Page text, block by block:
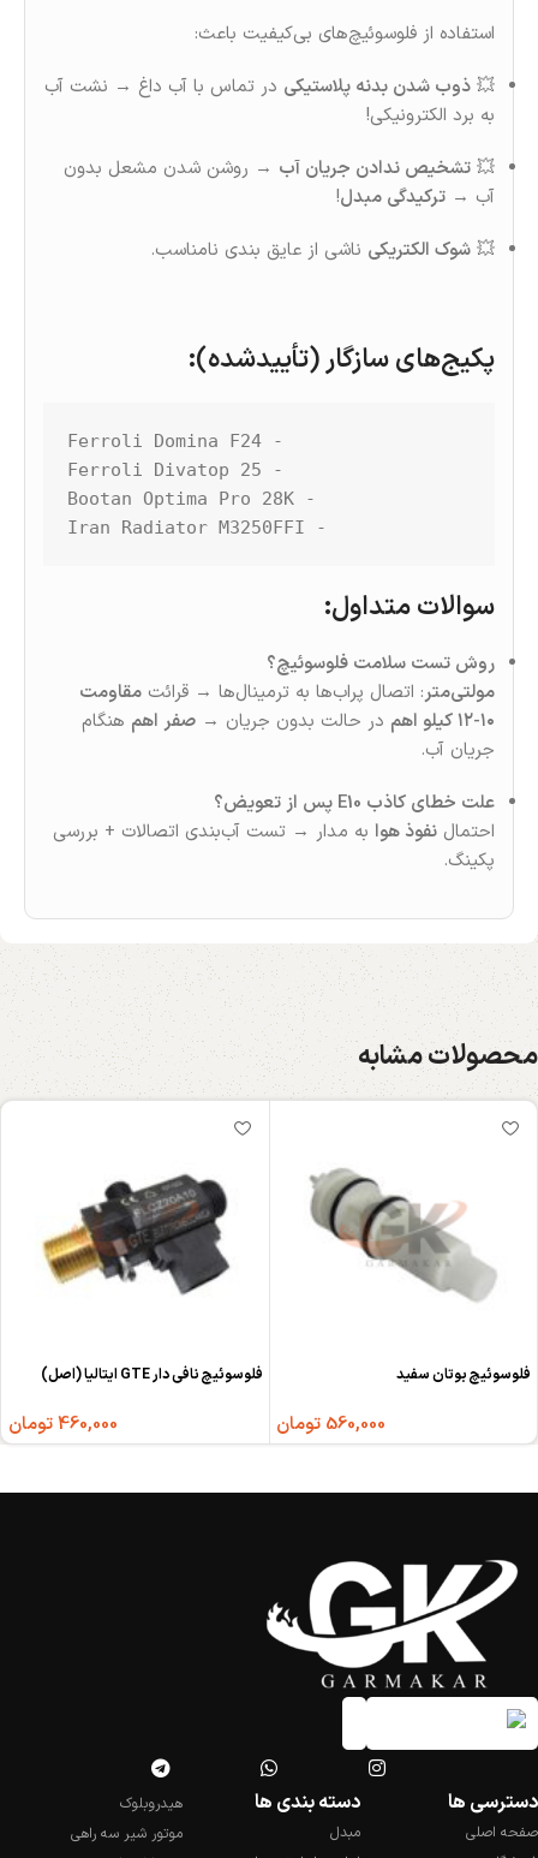
استفاده از فلوسوئیچ‌های بی‌کیفیت باعث:
💥 ذوب شدن بدنه پلاستیکی در تماس با آب داغ → نشت آب
به برد الکترونیکی!
💥 تشخیص ندادن جریان آب → روشن‌ شدن مشعل بدون
آب → ترکیدگی مبدل!
💥 شوک الکتریکی ناشی از عایق‌ بندی نامناسب.
پکیج‌های سازگار (تأییدشده):
- Iran Radiator M3250FFI
سوالات متداول:
روش تست سلامت فلوسوئیچ؟
مولتی‌متر: اتصال پراب‌ها به ترمینال‌ها → قرائت مقاومت
۱۰-۱۲ کیلو اهم
در حالت بدون جریان → صفر اهم هنگام
جریان آب.
علت خطای کاذب E10 پس از تعویض؟
احتمال نفوذ هوا به مدار → تست آب‌بندی اتصالات + بررسی
پکینگ.
محصولات مشابه
فلوسوئیچ بوتان سفید
560,000 تومان
فلوسوئیچ نافی دار GTE ایتالیا (اصل)
460,000تومان
دسترسی ها
صفحه اصلی
دسته بندی ها
مبدل
هیدروبلوک
موتور شیر سه راهی